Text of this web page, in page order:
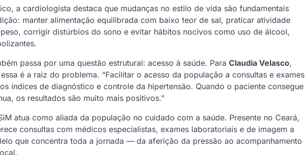
a cardiologista destaca que mudanças no estilo de vida são fundamentais
manter alimentação equilibrada com baixo teor de sal, praticar atividade
corrigir distúrbios do sono e evitar hábitos nocivos como uso de álcool,
passa por uma questão estrutural: acesso à saúde. Para Claudia Velasco,
é a raiz do problema. “Facilitar o acesso da população a consultas e exames
índices de diagnóstico e controle da hipertensão. Quando o paciente consegue
os resultados são muito mais positivos.”
atua como aliada da população no cuidado com a saúde. Presente no Ceará,
consultas com médicos especialistas, exames laboratoriais e de imagem a
que concentra toda a jornada — da aferição da pressão ao acompanhamento